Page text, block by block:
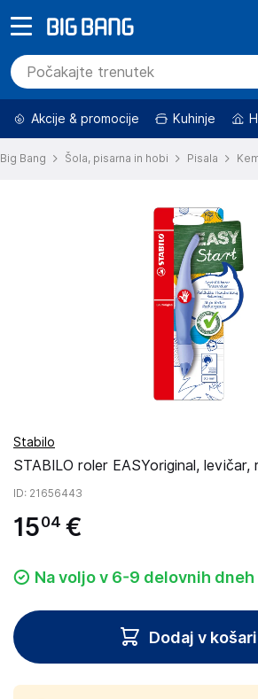
Akcije & promocije Kuhinje
Big Bang Šola, pisarna in hobi Pisala
Stabilo
STABILO roler EASYoriginal, levičar,
ID: 21656443
1504 €
Na voljo v 6-9 delovnih dneh
Dodaj v